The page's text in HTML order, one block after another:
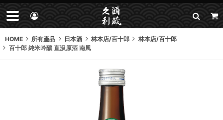
HOME 所有產品 日本酒 林本店/百十郎
林本店/百十郎
百十郎 純米吟釀 直汲原酒 南風